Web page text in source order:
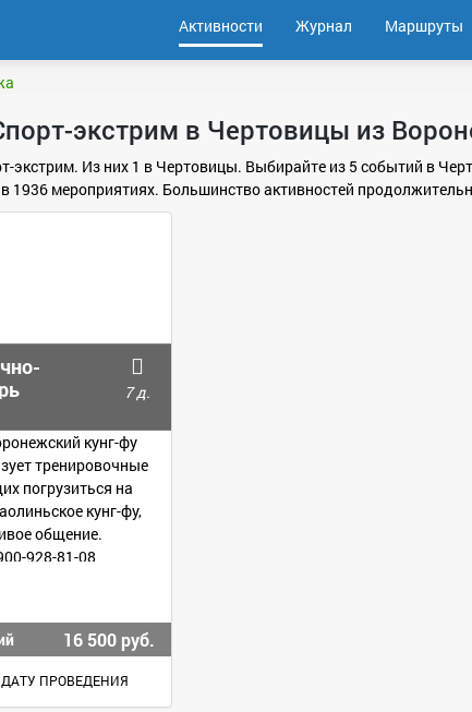
Активности Журнал Маршруты
экстрим в Чертовицы из
экстрим. Из них 1 в Чертовицы. Выбирайте из 5 событий в
1936 мероприятиях. Большинство активностей
7 д.
кунг-фу
тренировочные
погрузиться на
кунг-фу,
общение.
928-81-08
16 500 руб.
ПРОВЕДЕНИЯ